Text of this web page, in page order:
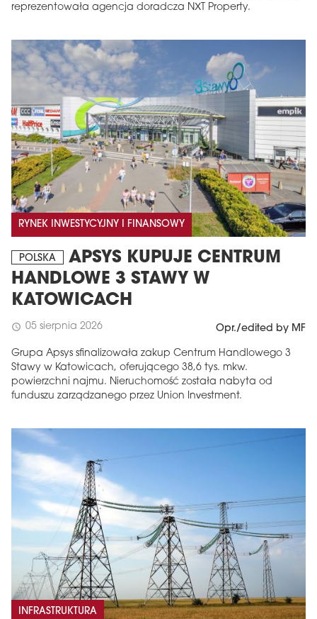
reprezentowała agencja doradcza NXT Property.
RYNEK INWESTYCYJNY I FINANSOWY
POLSKA
APSYS KUPUJE CENTRUM
HANDLOWE 3 STAWY W
KATOWICACH
schedule 05 sierpnia 2026 Opr./edited by MF
Grupa Apsys sfinalizowała zakup Centrum Handlowego 3
Stawy w Katowicach, oferującego 38,6 tys. mkw.
powierzchni najmu. Nieruchomość została nabyta od
funduszu zarządzanego przez Union Investment.
INFRASTRUKTURA